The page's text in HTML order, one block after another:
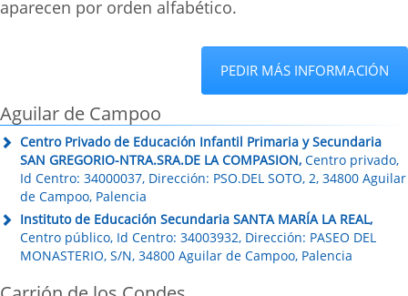
aparecen por orden alfabético.
PEDIR MÁS INFORMACIÓN
Aguilar de Campoo
Centro Privado de Educación Infantil Primaria y Secundaria
SAN GREGORIO-NTRA.SRA.DE LA COMPASION, Centro privado,
Id Centro: 34000037, Dirección: PSO.DEL SOTO, 2, 34800 Aguilar
de Campoo, Palencia
Instituto de Educación Secundaria SANTA MARÍA LA REAL,
Centro público, Id Centro: 34003932, Dirección: PASEO DEL
MONASTERIO, S/N, 34800 Aguilar de Campoo, Palencia